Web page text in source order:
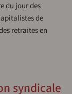
du jour des
de
retraites en
syndicale